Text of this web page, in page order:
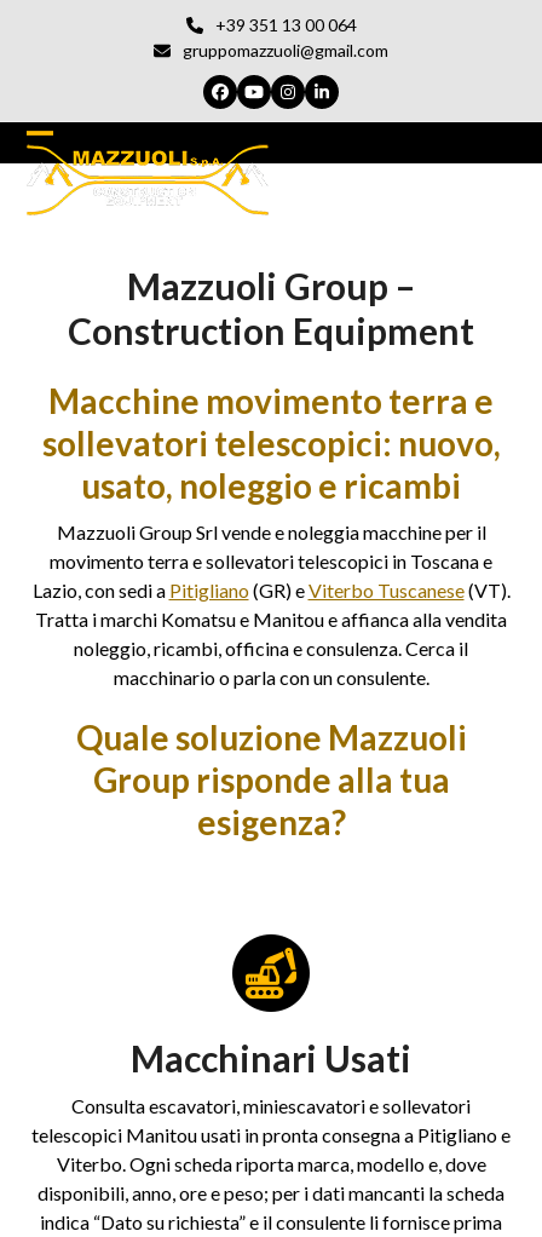
+39 351 13 00 064
gruppomazzuoli@gmail.com
Facebook
YouTubeInstagram
LinkedIn
Open
mobile
Chiudi
cellulare
Mazzuoli Group –
Construction Equipment
Macchine movimento terra e
sollevatori telescopici: nuovo,
usato, noleggio e ricambi
Mazzuoli Group Srl vende e noleggia macchine per il
movimento terra e sollevatori telescopici in Toscana e
Lazio, con sedi a Pitigliano(GR) eViterbo Tuscanese(VT).
Tratta i marchi Komatsu e Manitou e affianca alla vendita
noleggio, ricambi, officina e consulenza. Cerca il
macchinario o parla con un consulente.
Quale soluzione Mazzuoli
Group risponde alla tua
esigenza?
Macchinari Usati
Consulta escavatori, miniescavatori e sollevatori
telescopici Manitou usati in pronta consegna a Pitigliano e
Viterbo. Ogni scheda riporta marca, modello e, dove
disponibili, anno, ore e peso; per i dati mancanti la scheda
indica “Dato su richiesta” e il consulente li fornisce prima